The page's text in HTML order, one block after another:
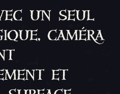
un seul
caméra
et